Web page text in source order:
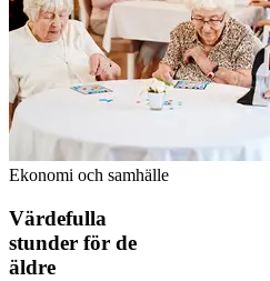
Ekonomi och samhälle
Värdefulla
stunder för de
äldre